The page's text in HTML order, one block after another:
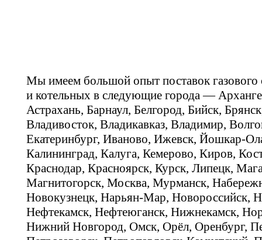
Мы имеем большой опыт поставок газового
и котельных в следующие города —
Астрахань, Барнаул, Белгород, Бийск,
Владивосток, Владикавказ, Владимир,
Екатеринбург, Иваново, Ижевск, Йошкар-
Калининград, Калуга, Кемерово, Киров,
Краснодар, Красноярск, Курск, Липецк,
Магнитогорск, Москва, Мурманск,
Новокузнецк, Нарьян-Мар, Новороссийск,
Нефтекамск, Нефтеюганск, Нижнекамск,
Нижний Новгород, Омск, Орёл, Оренбург,